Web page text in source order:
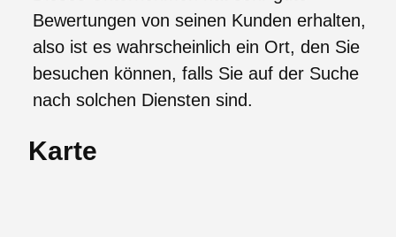
Bewertungen von seinen Kunden erhalten,
also ist es wahrscheinlich ein Ort, den Sie
besuchen können, falls Sie auf der Suche
nach solchen Diensten sind.
Karte